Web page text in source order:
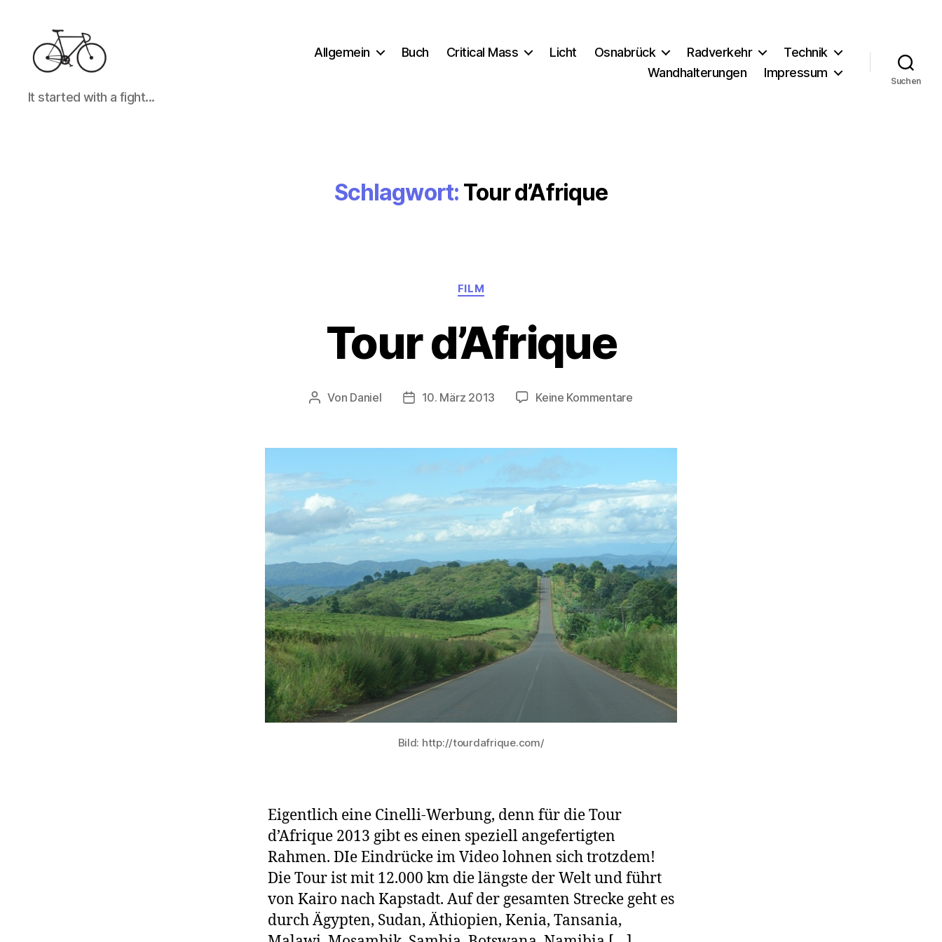
It
started
It started with a fight...
Allgemein Buch Critical Mass Licht Osnabrück Radverkehr
Technik
Wandhalterungen
Impressum
Suchen
Schlagwort: Tour d’Afrique
Kategorien
FILM
Tour d’Afrique
Beitragsautor
Von Daniel Beitragsdatum
10. März 2013 Keine Kommentarezu
Bild: http://tourdafrique.com/
Eigentlich eine Cinelli-Werbung, denn für die Tour
d’Afrique 2013 gibt es einen speziell angefertigten
Rahmen. DIe Eindrücke im Video lohnen sich trotzdem!
Die Tour ist mit 12.000 km die längste der Welt und führt
von Kairo nach Kapstadt. Auf der gesamten Strecke geht es
durch Ägypten, Sudan, Äthiopien, Kenia, Tansania,